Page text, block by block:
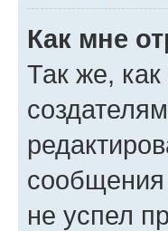
Как мне
Так же,
сообщения
не успел